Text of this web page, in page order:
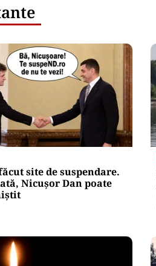
site de suspendare.
Nicușor Dan poate